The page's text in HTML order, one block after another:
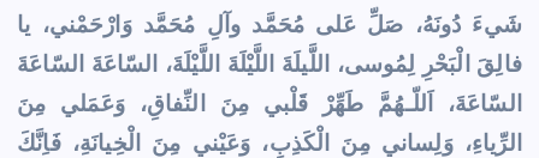
شَيءَ دُونَهُ، صَلِّ عَلى مُحَمَّد وآلِ مُحَمَّد وَارْحَمْني، يا
فالِقَ الْبَحْرِ لِمُوسى، اللَّيلَةَ اللَّيْلَةَ اللَّيْلَةَ، السّاعَةَ السّاعَةَ
السّاعَةَ، اَللّـهُمَّ طَهِّرْ قَلْبي مِنَ النِّفاقِ، وَعَمَلي مِنَ
الرِّياءِ، وَلِساني مِنَ الْكَذِبِ، وَعَيْني مِنَ الْخِيانَةِ، فَاِنَّكَ